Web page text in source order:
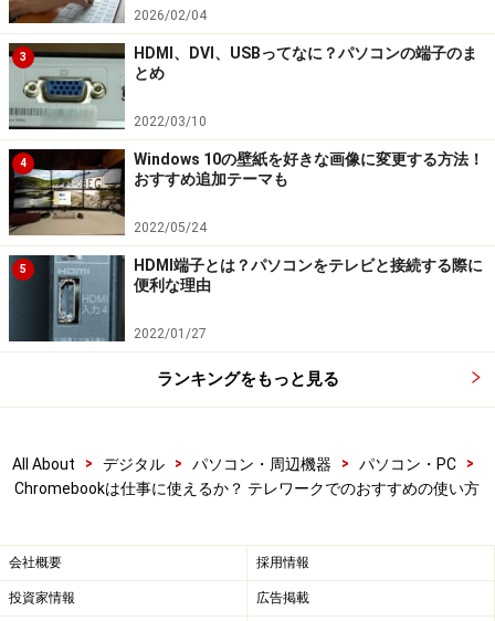
2026/02/04
3
HDMI、DVI、USBってなに？パソコンの端子のま
とめ
2022/03/10
4
Windows 10の壁紙を好きな画像に変更する方法！
おすすめ追加テーマも
2022/05/24
5
HDMI端子とは？パソコンをテレビと接続する際に
便利な理由
2022/01/27
ランキングをもっと見る
All About > デジタル > パソコン・周辺機器 > パソコン・PC
>
Chromebookは仕事に使えるか？ テレワークでのおすすめの使い方
会社概要 採用情報
投資家情報 広告掲載